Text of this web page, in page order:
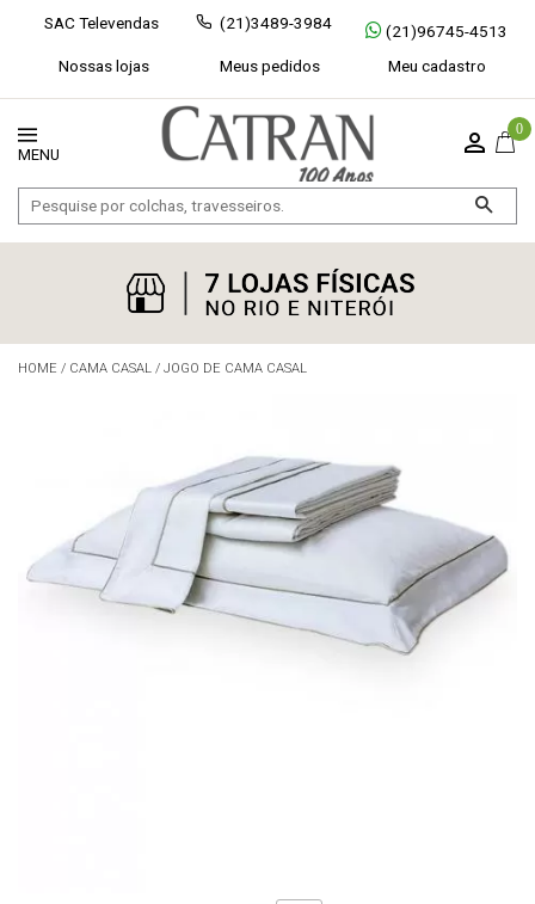
SAC Televendas (21)3489-3984
(21)96745-4513
Nossas lojas
Meus pedidos Meu cadastro
0
Exibir todos Fechar [×]
HOME / CAMA CASAL / JOGO DE CAMA CASAL